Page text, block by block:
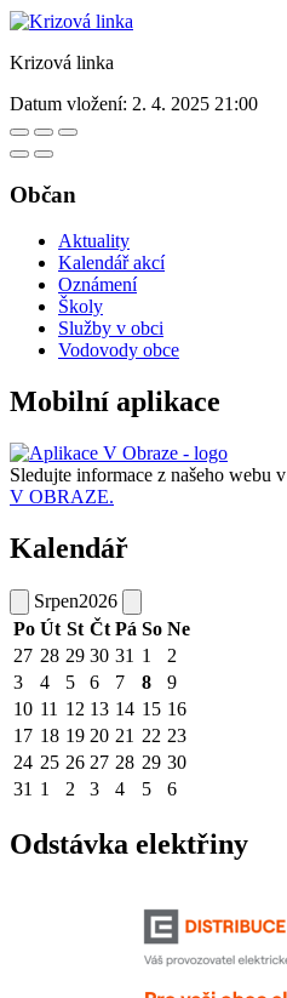
Krizová linka
Datum vložení: 2. 4. 2025 21:00
Občan
Aktuality
Kalendář akcí
Oznámení
Školy
Služby v obci
Vodovody obce
Mobilní aplikace
Sledujte informace z našeho webu v
V OBRAZE.
Kalendář
Srpen2026
Po Út St Čt Pá So Ne
27 28 29 30 31 1
2
3
4 5 6 7 8
9
10 11 12 13 14 15 16
17 18 19 20 21 22 23
24 25 26 27 28 29 30
31 1 2 3 4 5 6
Odstávka elektřiny